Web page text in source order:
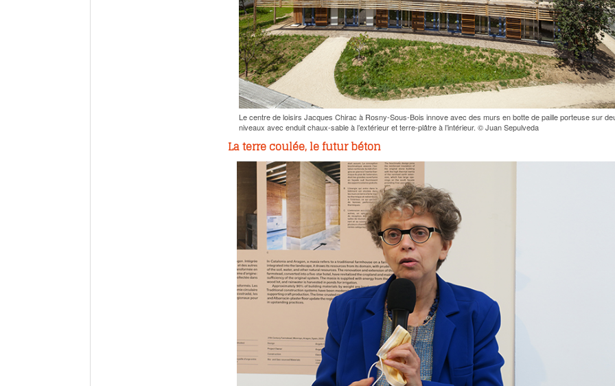
Le centre de loisirs Jacques Chirac à Rosny-Sous-Bois innove avec des murs en botte de paille porteuse sur
niveaux avec enduit chaux-sable à l’extérieur et terre-plâtre à l’intérieur. © Juan Sepulveda
La terre coulée, le futur béton